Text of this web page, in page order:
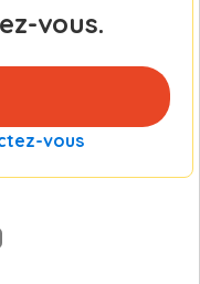
vous.
vous